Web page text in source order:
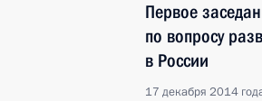
Первое
по вопросу
в России
17 декабря 2014